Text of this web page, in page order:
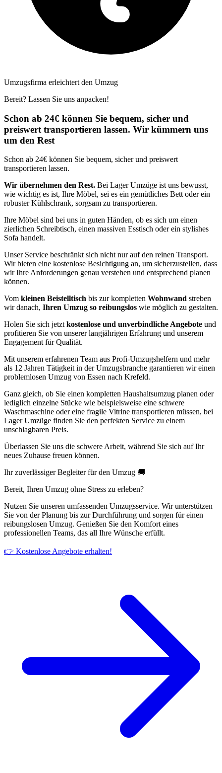
Umzugsfirma erleichtert den Umzug
Bereit? Lassen Sie uns anpacken!
Schon ab 24€ können Sie bequem, sicher und
preiswert transportieren lassen. Wir kümmern uns
um den Rest
Schon ab 24€ können Sie bequem, sicher und preiswert
transportieren lassen.
Wir übernehmen den Rest. Bei Lager Umzüge ist uns bewusst,
wie wichtig es ist, Ihre Möbel, sei es ein gemütliches Bett oder ein
robuster Kühlschrank, sorgsam zu transportieren.
Ihre Möbel sind bei uns in guten Händen, ob es sich um einen
zierlichen Schreibtisch, einen massiven Esstisch oder ein stylishes
Sofa handelt.
Unser Service beschränkt sich nicht nur auf den reinen Transport.
Wir bieten eine kostenlose Besichtigung an, um sicherzustellen, dass
wir Ihre Anforderungen genau verstehen und entsprechend planen
können.
Vom kleinen Beistelltisch bis zur kompletten Wohnwand streben
wir danach, Ihren Umzug so reibungslos wie möglich zu gestalten.
Holen Sie sich jetzt kostenlose und unverbindliche Angebote und
profitieren Sie von unserer langjährigen Erfahrung und unserem
Engagement für Qualität.
Mit unserem erfahrenen Team aus Profi-Umzugshelfern und mehr
als 12 Jahren Tätigkeit in der Umzugsbranche garantieren wir einen
problemlosen Umzug von Essen nach Krefeld.
Ganz gleich, ob Sie einen kompletten Haushaltsumzug planen oder
lediglich einzelne Stücke wie beispielsweise eine schwere
Waschmaschine oder eine fragile Vitrine transportieren müssen, bei
Lager Umzüge finden Sie den perfekten Service zu einem
unschlagbaren Preis.
Überlassen Sie uns die schwere Arbeit, während Sie sich auf Ihr
neues Zuhause freuen können.
Ihr zuverlässiger Begleiter für den Umzug 🚚
Bereit, Ihren Umzug ohne Stress zu erleben?
Nutzen Sie unseren umfassenden Umzugsservice. Wir unterstützen
Sie von der Planung bis zur Durchführung und sorgen für einen
reibungslosen Umzug. Genießen Sie den Komfort eines
professionellen Teams, das all Ihre Wünsche erfüllt.
👉 Kostenlose Angebote erhalten!